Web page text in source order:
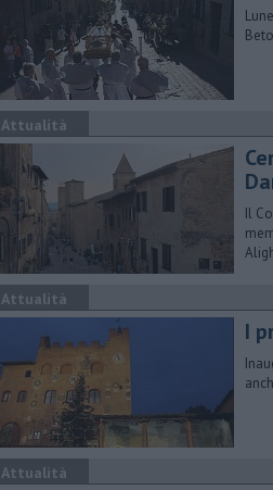
Attualità
Il
Attualità
I
Attualità